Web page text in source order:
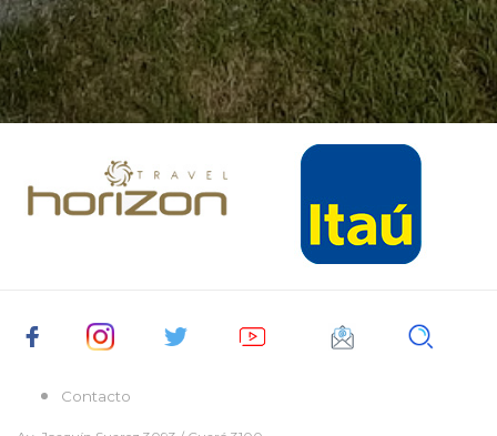
Contacto